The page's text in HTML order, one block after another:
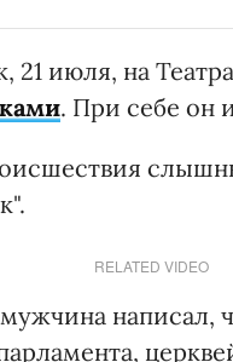
21 июля, на
. При себе он
RELATED VIDEO
написал,